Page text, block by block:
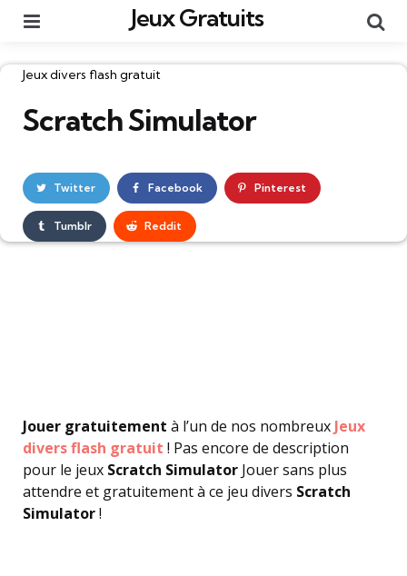
Jeux Gratuits
Catégories
Jeux divers flash gratuit
Scratch Simulator
Twitter Facebook Pinterest
Tumblr Reddit
Jouer gratuitement à l’un de nos nombreux Jeux
divers flash gratuit ! Pas encore de description
pour le jeux Scratch Simulator Jouer sans plus
attendre et gratuitement à ce jeu divers Scratch
Simulator!